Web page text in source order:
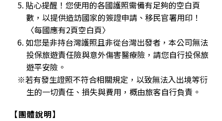
5. 貼心提醒！您使用的各國護照需備有足夠的空白頁
數，以提供造訪國家的簽證申請、移民官署用印！
〈每國應有2頁空白頁〉
6. 如您是非持台灣護照且非從台灣出發者，本公司無法
投保旅遊責任險與意外傷害醫療險，請您自行投保旅
遊平安險。
※若有發生證照不符合相關規定，以致無法入出境等衍
生的一切責任、損失與費用，概由旅客自行負責。
【團體說明】